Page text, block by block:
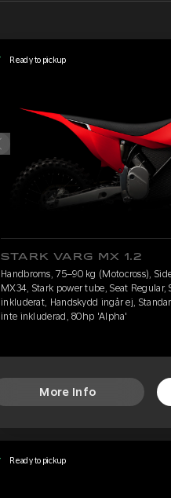
Ready to pickup
STARK VARG MX 1.2
Handbroms, 75–90 kg (Motocross),
MX34, Stark power tube, Seat
inkluderat, Handskydd ingår ej,
inte inkluderad, 80hp 'Alpha'
More Info
Ready to pickup